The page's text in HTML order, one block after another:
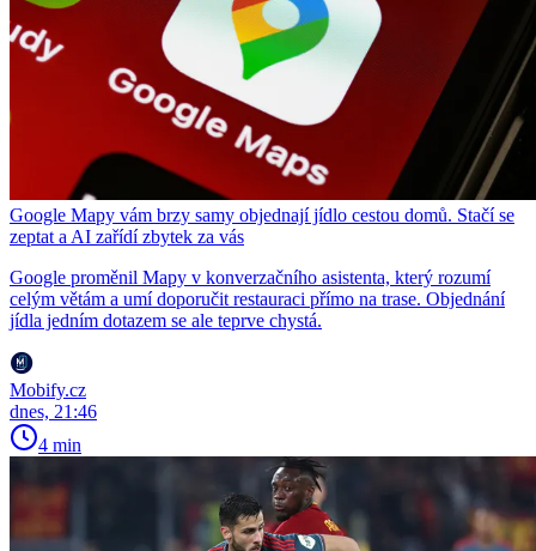
Google Mapy vám brzy samy objednají jídlo cestou domů. Stačí se
zeptat a AI zařídí zbytek za vás
Google proměnil Mapy v konverzačního asistenta, který rozumí
celým větám a umí doporučit restauraci přímo na trase. Objednání
jídla jedním dotazem se ale teprve chystá.
Mobify.cz
dnes, 21:46
4 min